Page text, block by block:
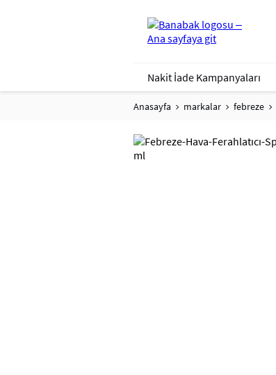
Nakit İade Kampanyaları
Anasayfa markalar febreze